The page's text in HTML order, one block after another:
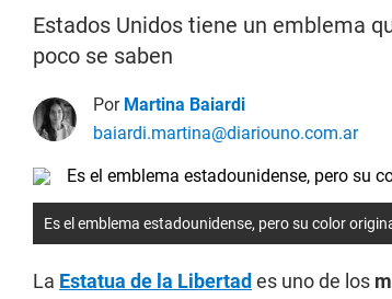
Estados Unidos tiene un emblema
poco se saben
Por Martina Baiardi
baiardi.martina@diariouno.com.ar
Es el emblema estadounidense, pero su color
La Estatua de la Libertad es uno de los